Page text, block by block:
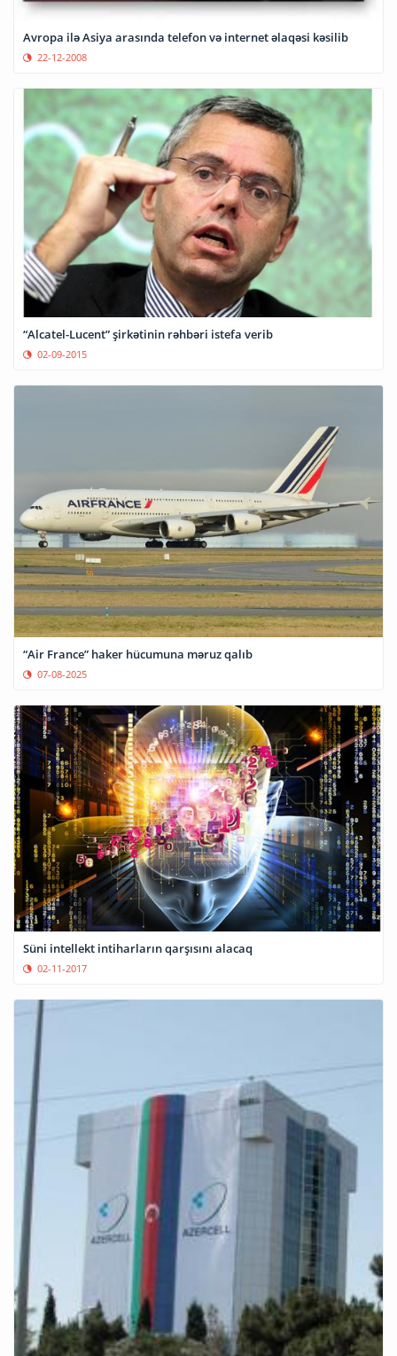
Avropa ilə Asiya arasında telefon və internet əlaqəsi kəsilib
22-12-2008
“Alcatel-Lucent” şirkətinin rəhbəri istefa verib
02-09-2015
“Air France” haker hücumuna məruz qalıb
07-08-2025
Süni intellekt intiharların qarşısını alacaq
02-11-2017